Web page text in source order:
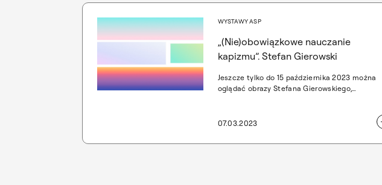
WYSTAWY ASP
„(Nie)obowiązkowe nauczanie
kapizmu”. Stefan Gierowski
Jeszcze tylko do 15 października 2023 można
oglądać obrazy Stefana Gierowskiego,
nauczanie kapizmu". Zdeponowane w Muzeum
Krzysztofa Musiała oraz Rodziny Stefana
07.03.2023